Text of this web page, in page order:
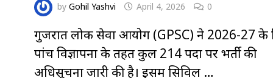
by Gohil Yashvi April 4, 2026 0
गुजरात लोक सेवा आयोग (GPSC) ने 2026-27 के
पांच विज्ञापनों के तहत कुल 214 पदों पर भर्ती की
अधिसूचना जारी की है। इसमें सिविल …